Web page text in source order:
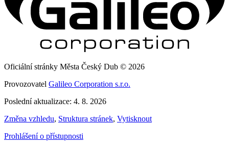
Oficiální stránky Města Český Dub © 2026
Provozovatel Galileo Corporation s.r.o.
Poslední aktualizace: 4. 8. 2026
Změna vzhledu, Struktura stránek, Vytisknout
Prohlášení o přístupnosti